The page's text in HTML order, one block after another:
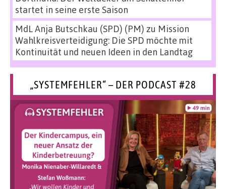
startet in seine erste Saison
MdL Anja Butschkau (SPD) (PM) zu Mission
Wahlkreisverteidigung: Die SPD möchte mit
Kontinuität und neuen Ideen in den Landtag
„SYSTEMFEHLER“ – DER PODCAST #28